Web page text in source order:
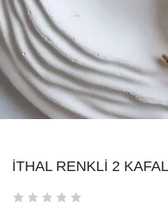
İTHAL RENKLI 2